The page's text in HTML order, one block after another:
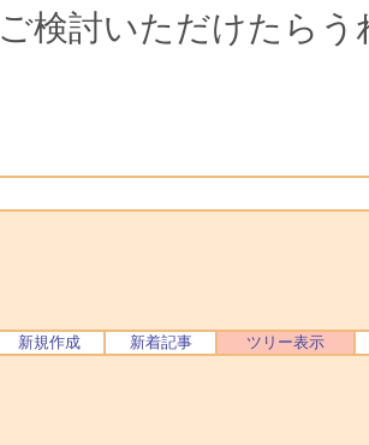
ご検討いただけたら
新規作成 新着記事 ツリー表示